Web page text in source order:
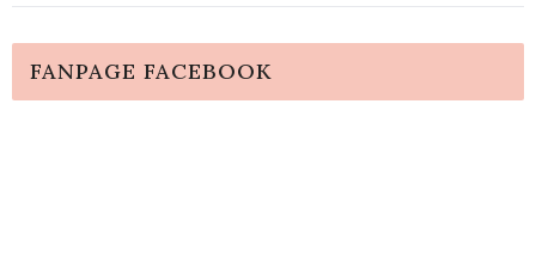
FANPAGE FACEBOOK